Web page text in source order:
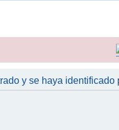
y se haya identificado